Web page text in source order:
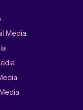
Media